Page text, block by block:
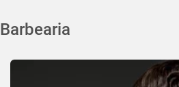
Barbearia